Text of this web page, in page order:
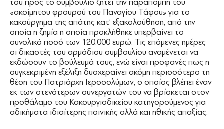
του προς το συμβούλιο ζητεί την παραπομπή του
«ακοίμητου φρουρού του Παναγίου Τάφου» για το
κακούργημα της απάτης κατ’ εξακολούθηση, από την
οποία η ζημία η οποία προκλήθηκε υπερβαίνει το
συνολικό ποσό των 120.000 ευρώ. Τις επόμενες ημέρες
οι δικαστές του αρμόδιου συμβουλίου αναμένεται να
εκδώσουν το βούλευμά τους, ενώ είναι προφανές πως η
συγκεκριμένη εξέλιξη δυσχεραίνει ακόμη περισσότερο τη
θέση του Πατριάρχη Ιεροσολύμων, ο οποίος βλέπει έναν
εκ των στενότερων συνεργατών του να βρίσκεται στον
προθάλαμο του Κακουργιοδικείου κατηγορούμενος για
αδικήματα ιδιαίτερης ποινικής αλλά και ηθικής απαξίας.